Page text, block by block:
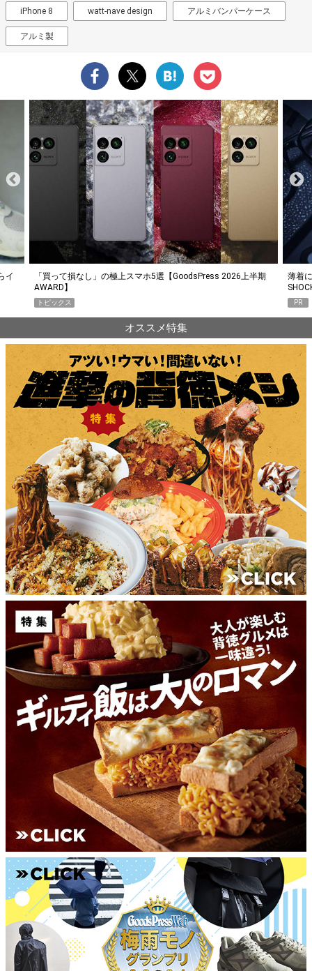
iPhone 8 watt-nave design アルミバンパーケース
アルミ製
イ
「買って損なし」の極上スマホ5選【GoodsPress 2026上半期
AWARD】
トピックス
薄着
PR
オススメ特集